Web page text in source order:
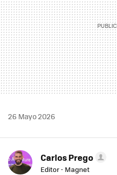
26 Mayo 2026
Carlos Prego
Editor - Magnet